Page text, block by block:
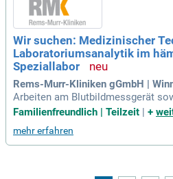
Wir suchen: Medizinischer
Laboratoriumsanalytik im
Speziallabor
Rems-Murr-Kliniken gGmbH |
Arbeiten am Blutbildmessgerät
ologie- und Zytochemie-Analysen
Körperflüssigkeiten
usszytometrie Sorgfältige
Familienfreundlich | Teilzeit
+
mehr erfahren